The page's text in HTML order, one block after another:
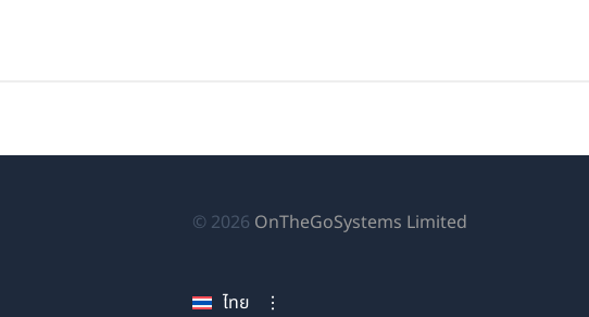
© 2026 OnTheGoSystems Limited
ไทย